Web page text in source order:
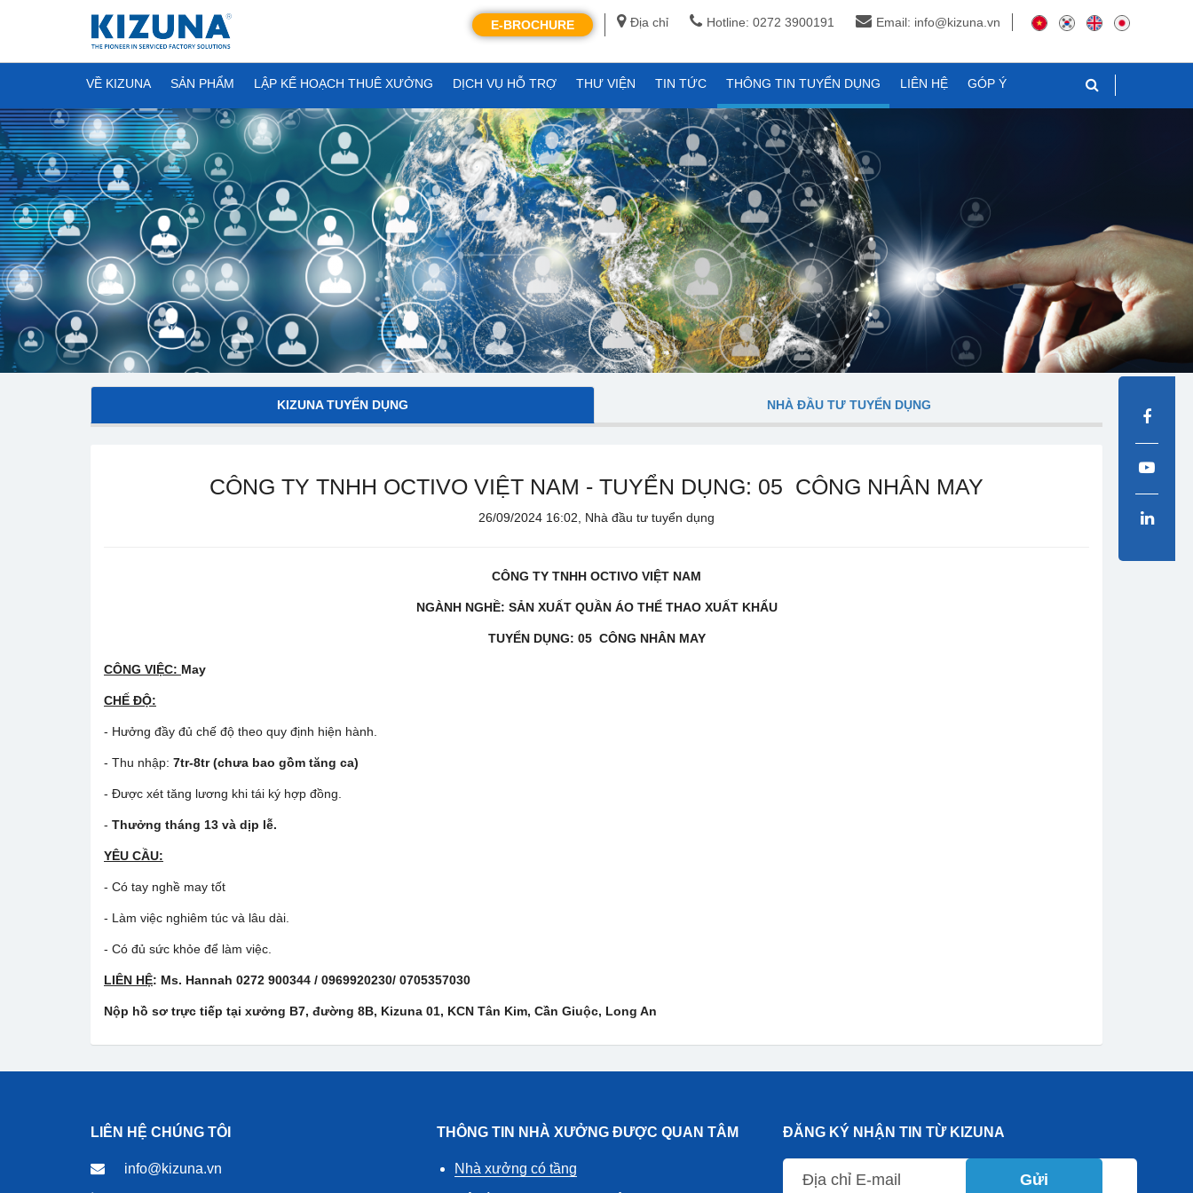
Địa chỉ Hotline: 0272 3900191 Email: info@kizuna.vn
E-BROCHURE
VỀ KIZUNA SẢN PHẨM LẬP KẾ HOẠCH THUÊ XƯỞNG DỊCH VỤ HỖ TRỢ THƯ VIỆN TIN TỨC THÔNG TIN TUYỂN DỤNG LIÊN HỆ GÓP Ý
KIZUNA TUYỂN DỤNG NHÀ ĐẦU TƯ TUYỂN DỤNG
CÔNG TY TNHH OCTIVO VIỆT NAM - TUYỂN DỤNG: 05 CÔNG NHÂN MAY
26/09/2024 16:02, Nhà đầu tư tuyển dụng
CÔNG TY TNHH OCTIVO VIỆT NAM
NGÀNH NGHỀ: SẢN XUẤT QUẦN ÁO THỂ THAO XUẤT KHẨU
TUYỂN DỤNG: 05CÔNG NHÂN MAY
CÔNG VIỆC: May
CHẾ ĐỘ:
- Hưởng đầy đủ chế độ theo quy định hiện hành.
- Thu nhập: 7tr-8tr(chưa bao gồm tăng ca)
- Được xét tăng lương khi tái ký hợp đồng.
- Thưởng tháng 13 và dịp lễ.
YÊU CẦU:
- Có tay nghề may tốt
- Làm việc nghiêm túc và lâu dài.
- Có đủ sức khỏe để làm việc.
LIÊN HỆ: Ms. Hannah 0272 900344 / 0969920230/ 0705357030
Nộp hồ sơ trực tiếp tại xưởng B7, đường 8B, Kizuna 01, KCN Tân Kim, Cần Giuộc, Long An
LIÊN HỆ CHÚNG TÔI
info@kizuna.vn
THÔNG TIN NHÀ XƯỞNG ĐƯỢC QUAN TÂM
Nhà xưởng có tầng
ĐĂNG KÝ NHẬN TIN TỪ KIZUNA
Gửi